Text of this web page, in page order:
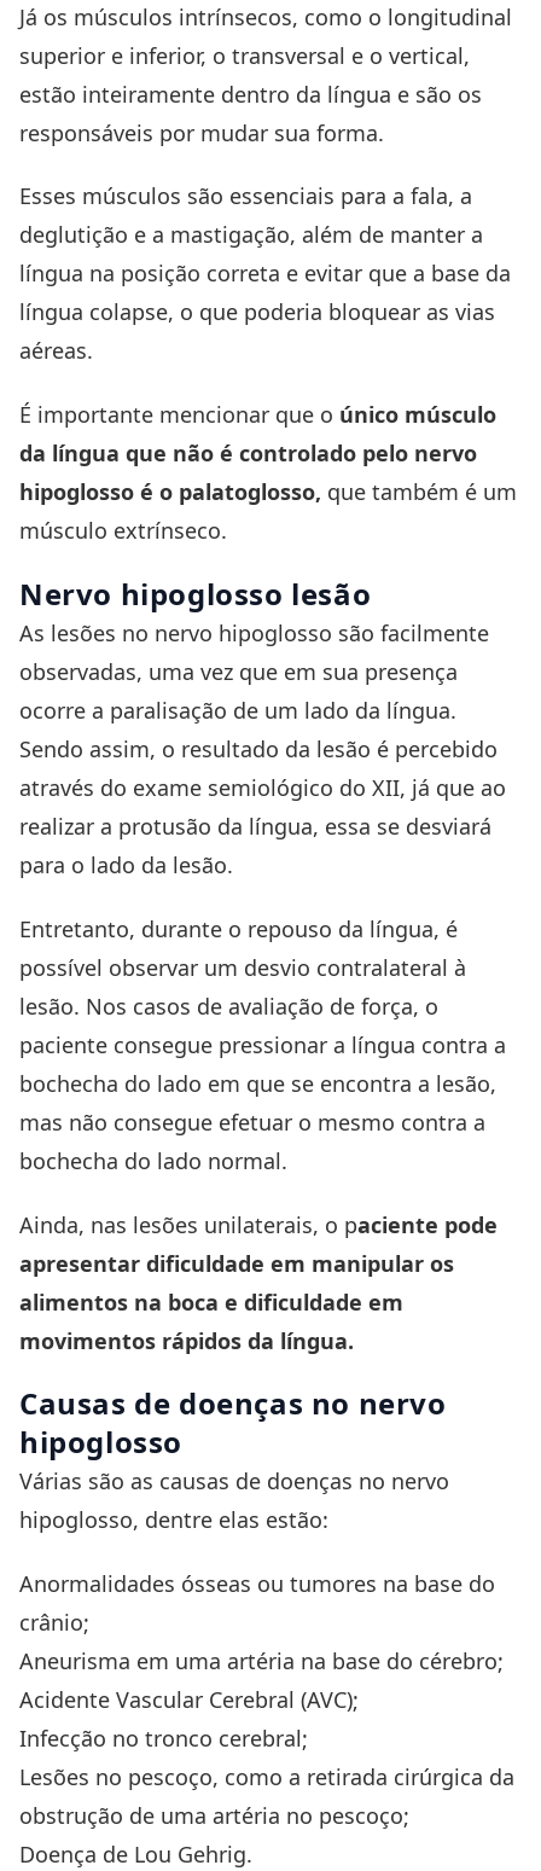
Já os músculos intrínsecos, como o longitudinal
superior e inferior, o transversal e o vertical,
estão inteiramente dentro da língua e são os
responsáveis por mudar sua forma.
Esses músculos são essenciais para a fala, a
deglutição e a mastigação, além de manter a
língua na posição correta e evitar que a base da
língua colapse, o que poderia bloquear as vias
aéreas.
É importante mencionar que o único músculo
da língua que não é controlado pelo nervo
hipoglosso é o palatoglosso, que também é um
músculo extrínseco.
Nervo hipoglosso lesão
As lesões no nervo hipoglosso são facilmente
observadas, uma vez que em sua presença
ocorre a paralisação de um lado da língua.
Sendo assim, o resultado da lesão é percebido
através do exame semiológico do XII, já que ao
realizar a protusão da língua, essa se desviará
para o lado da lesão.
Entretanto, durante o repouso da língua, é
possível observar um desvio contralateral à
lesão. Nos casos de avaliação de força, o
paciente consegue pressionar a língua contra a
bochecha do lado em que se encontra a lesão,
mas não consegue efetuar o mesmo contra a
bochecha do lado normal.
Ainda, nas lesões unilaterais, o paciente pode
apresentar dificuldade em manipular os
alimentos na boca e dificuldade em
movimentos rápidos da língua.
Causas de doenças no nervo
hipoglosso
Várias são as causas de doenças no nervo
hipoglosso, dentre elas estão:
Anormalidades ósseas ou tumores na base do
crânio;
Aneurisma em uma artéria na base do cérebro;
Acidente Vascular Cerebral (AVC);
Infecção no tronco cerebral;
Lesões no pescoço, como a retirada cirúrgica da
obstrução de uma artéria no pescoço;
Doença de Lou Gehrig.